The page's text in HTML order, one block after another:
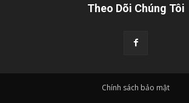
Theo Dõi Chúng Tôi
Chính sách bảo mật